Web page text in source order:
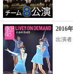
2016
出演者